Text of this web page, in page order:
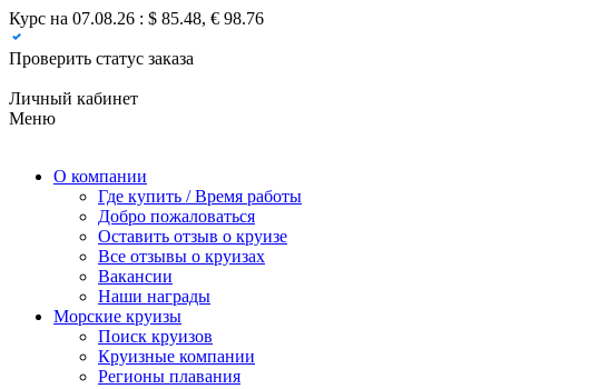
Курс на 07.08.26 : $ 85.48, € 98.76
Проверить статус заказа
Личный кабинет
Меню
О компании
Где купить / Время работы
Добро пожаловаться
Оставить отзыв о круизе
Все отзывы о круизах
Вакансии
Наши награды
Морские круизы
Поиск круизов
Круизные компании
Регионы плавания